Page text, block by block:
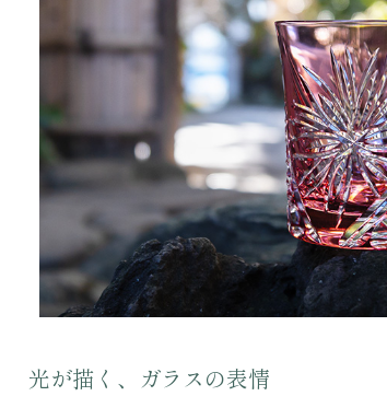
光が描く、ガラスの表情